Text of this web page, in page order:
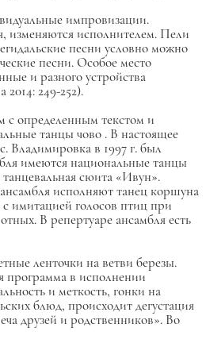
импровизации.
изменяются исполнителем. Пели
песни условно можно
песни. Особое место
и разного устройства
249-252).
определенным текстом и
танцы чово . В настоящее
Владимировка в 1997 г. был
имеются национальные танцы
сюита «Ивун».
исполняют танец коршуна
имитацией голосов птиц при
В репертуаре ансамбля есть
ленточки на ветви березы.
программа в исполнении
и меткость, гонки на
блюд, происходит дегустация
друзей и родственников». Во